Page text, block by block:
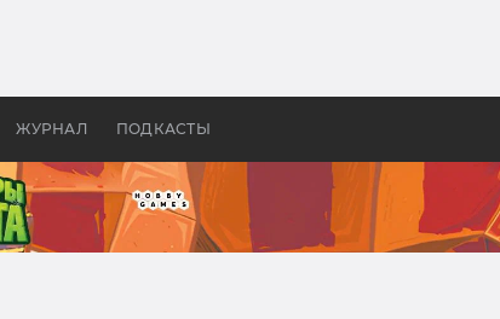
ЖУРНАЛ ПОДКАСТЫ
бы «Властелина колец»
лучше?